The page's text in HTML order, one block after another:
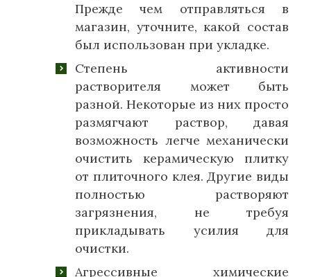
Прежде чем отправляться в
магазин, уточните, какой состав
был использован при укладке.
Степень активности
растворителя может быть
разной. Некоторые из них просто
размягчают раствор, давая
возможность легче механически
очистить керамическую плитку
от плиточного клея. Другие виды
полностью растворяют
загрязнения, не требуя
прикладывать усилия для
очистки.
Агрессивные химические